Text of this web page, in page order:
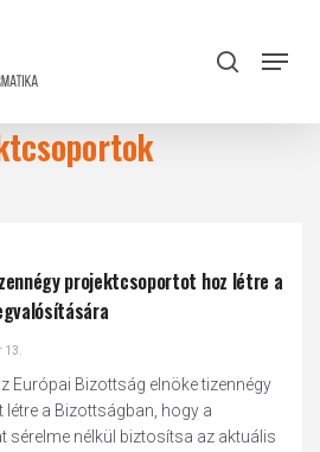
search
Menu
projektcsoportot hoz létre a
Európai Bizottság elnöke tizennégy
a Bizottságban, hogy a
sérelme nélkül biztosítsa az aktuális
Close